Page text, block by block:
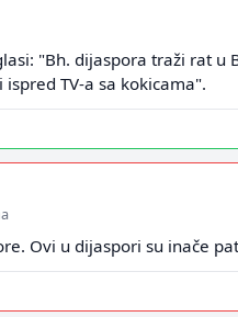
"Bh. dijaspora traži rat u
TV-a sa kokicama".
Ovi u dijaspori su inače